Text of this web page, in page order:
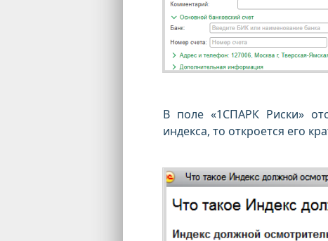
В поле «1СПАРК Риски»
индекса, то откроется его